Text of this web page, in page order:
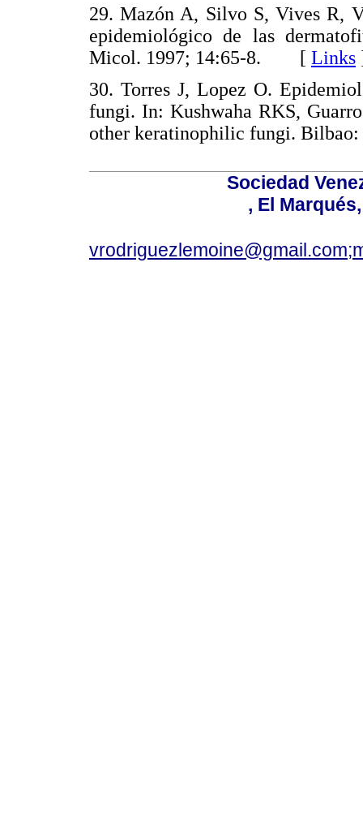
29. Mazón A, Silvo S, Vives R,
epidemiológico de las
Micol. 1997; 14:65-8. [ Links
30. Torres J, Lopez O.
fungi. In: Kushwaha RKS,
other keratinophilic fungi.
Sociedad
, El